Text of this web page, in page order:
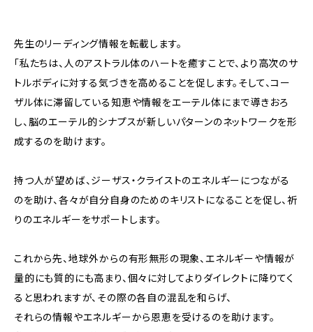
先生のリーディング情報を転載します。
「私たちは、人のアストラル体のハートを癒すことで、より高次のサ
トルボディに対する気づきを高めることを促します。そして、コー
ザル体に滞留している知恵や情報をエーテル体にまで導きおろ
し、脳のエーテル的シナプスが新しいパターンのネットワークを形
成するのを助けます。
持つ人が望めば、ジーザス・クライストのエネルギーにつながる
のを助け、各々が自分自身のためのキリストになることを促し、祈
りのエネルギーをサポートします。
これから先、地球外からの有形無形の現象、エネルギーや情報が
量的にも質的にも高まり、個々に対してよりダイレクトに降りてく
ると思われますが、その際の各自の混乱を和らげ、
それらの情報やエネルギーから恩恵を受けるのを助けます。